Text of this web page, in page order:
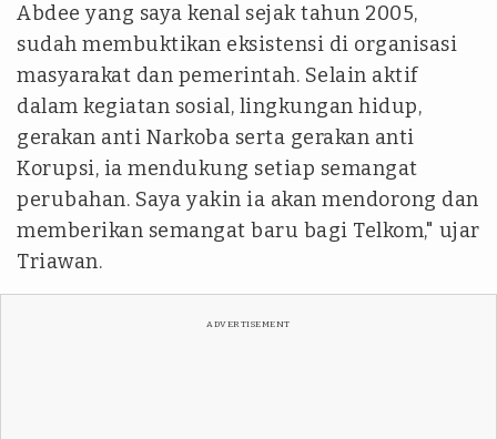
Abdee yang saya kenal sejak tahun 2005,
sudah membuktikan eksistensi di organisasi
masyarakat dan pemerintah. Selain aktif
dalam kegiatan sosial, lingkungan hidup,
gerakan anti Narkoba serta gerakan anti
Korupsi, ia mendukung setiap semangat
perubahan. Saya yakin ia akan mendorong dan
memberikan semangat baru bagi Telkom," ujar
Triawan.
ADVERTISEMENT